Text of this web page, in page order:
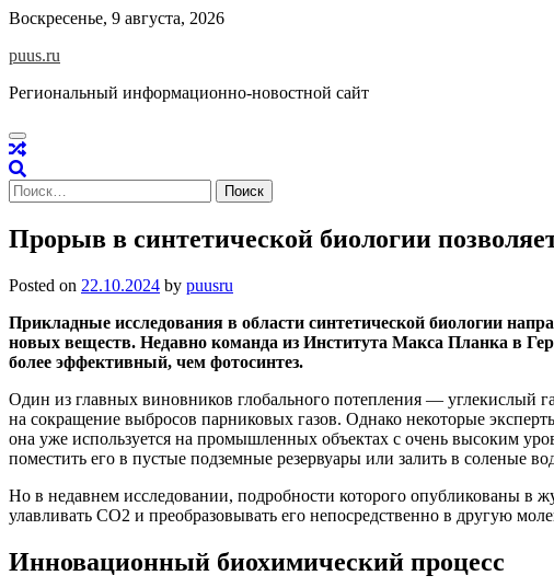
Skip
content
Воскресенье, 9 августа, 2026
puus.ru
Региональный информационно-новостной сайт
Найти:
Прорыв в синтетической биологии
Posted on 22.10.2024 by puusru
Прикладные исследования в области синтетической биологии
новых веществ. Недавно команда из Института Макса Планка в
более эффективный, чем фотосинтез.
Один из главных виновников глобального потепления — углекислый
на сокращение выбросов парниковых газов. Однако некоторые
она уже используется на промышленных объектах с очень высоким
поместить его в пустые подземные резервуары или залить в соленые
Но в недавнем исследовании, подробности которого опубликованы
улавливать CO2 и преобразовывать его непосредственно в другую
Инновационный биохимический процесс